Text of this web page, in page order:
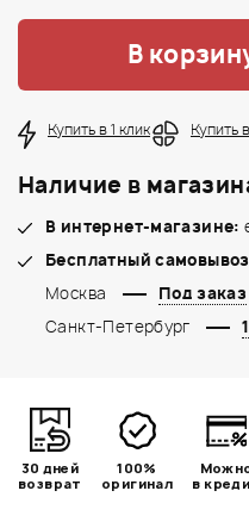
В
Купить в 1 клик Купить
Наличие в
В интернет-магазине:
Бесплатный
Москва
Под заказ
Санкт-Петербург
30 дней
возврат
100%
оригинал
в